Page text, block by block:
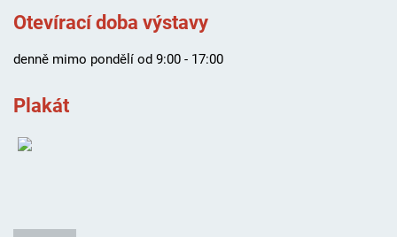
Otevírací doba výstavy
denně mimo pondělí od 9:00 - 17:00
Plakát